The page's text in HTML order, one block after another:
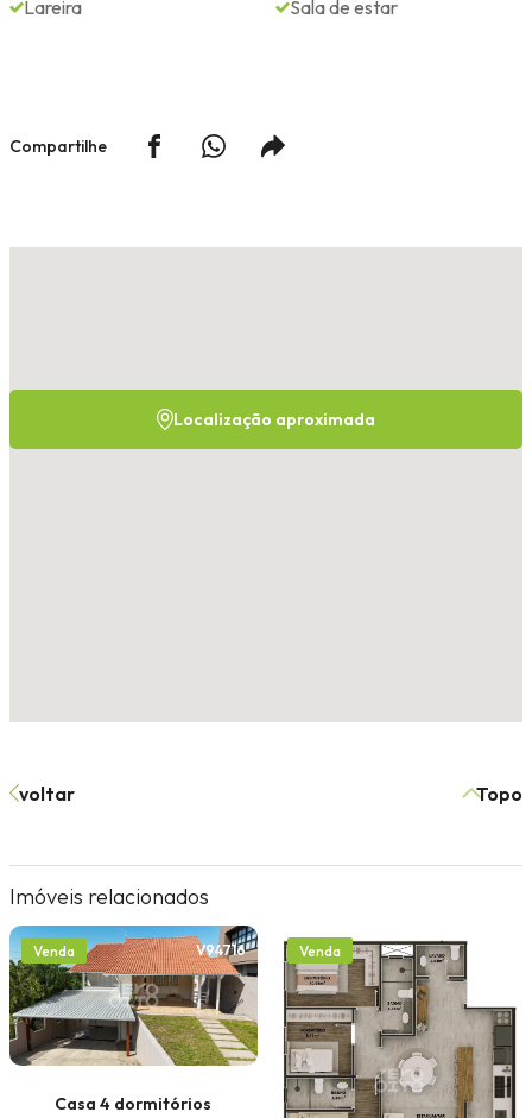
Lareira Sala de estar
Compartilhe
Localização aproximada
voltar Topo
Imóveis relacionados
Venda V94716
Casa 4 dormitórios
Venda